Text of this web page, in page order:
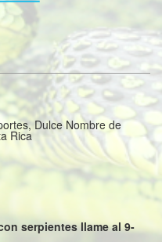
Dulce Nombre de
Rica
serpientes llame al 9-